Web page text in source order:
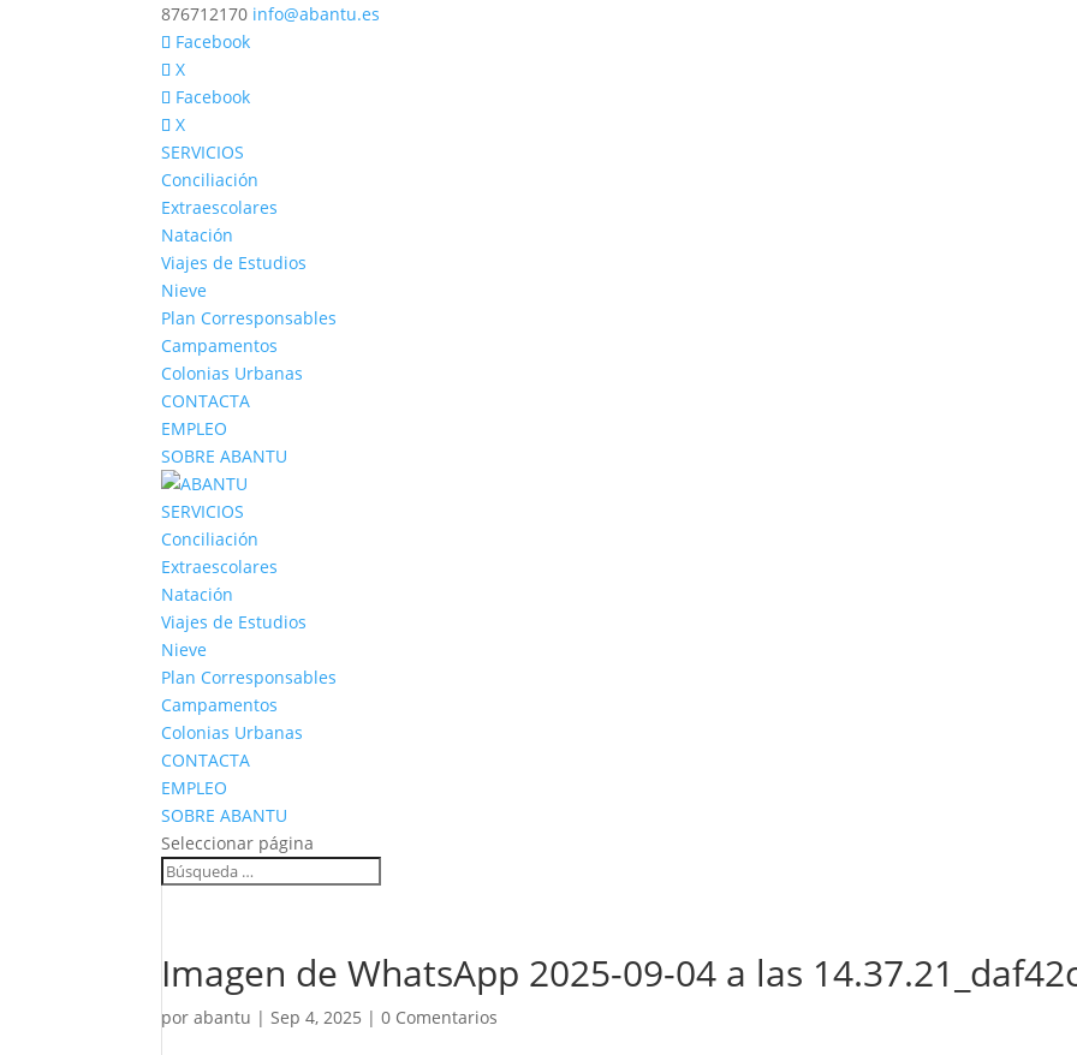
876712170 info@abantu.es
Facebook
X
Facebook
X
SERVICIOS
Conciliación
Extraescolares
Natación
Viajes de Estudios
Nieve
Plan Corresponsables
Campamentos
Colonias Urbanas
CONTACTA
EMPLEO
SOBRE ABANTU
SERVICIOS
Conciliación
Extraescolares
Natación
Viajes de Estudios
Nieve
Plan Corresponsables
Campamentos
Colonias Urbanas
CONTACTA
EMPLEO
SOBRE ABANTU
Seleccionar página
Imagen de WhatsApp 2025-09-04 a las
porabantu |Sep 4, 2025 |0 Comentarios